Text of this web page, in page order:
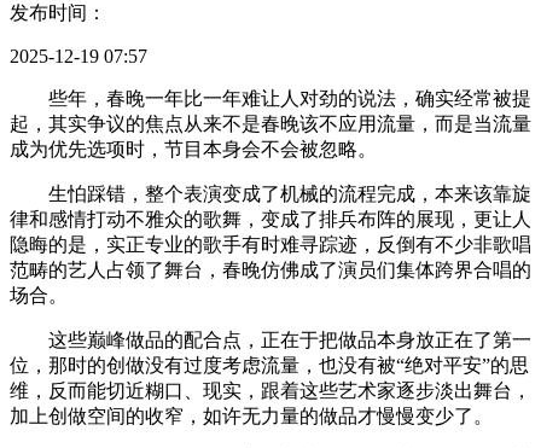
发布时间：
2025-12-19 07:57
些年，春晚一年比一年难让人对劲的说法，确实经常被提
起，其实争议的焦点从来不是春晚该不应用流量，而是当流量
成为优先选项时，节目本身会不会被忽略。
生怕踩错，整个表演变成了机械的流程完成，本来该靠旋
律和感情打动不雅众的歌舞，变成了排兵布阵的展现，更让人
隐晦的是，实正专业的歌手有时难寻踪迹，反倒有不少非歌唱
范畴的艺人占领了舞台，春晚仿佛成了演员们集体跨界合唱的
场合。
这些巅峰做品的配合点，正在于把做品本身放正在了第一
位，那时的创做没有过度考虑流量，也没有被“绝对平安”的思
维，反而能切近糊口、现实，跟着这些艺术家逐步淡出舞台，
加上创做空间的收窄，如许无力量的做品才慢慢变少了。